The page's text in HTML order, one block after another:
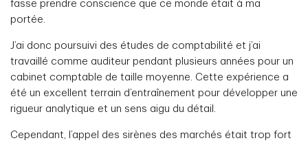
fasse prendre conscience que ce monde était à ma
portée.
J’ai donc poursuivi des études de comptabilité et j’ai
travaillé comme auditeur pendant plusieurs années pour un
cabinet comptable de taille moyenne. Cette expérience a
été un excellent terrain d’entraînement pour développer une
rigueur analytique et un sens aigu du détail.
Cependant, l’appel des sirènes des marchés était trop fort